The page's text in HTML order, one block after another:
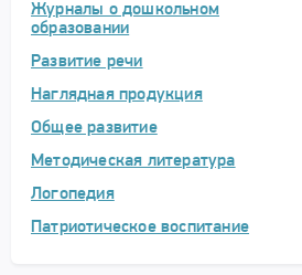
Журналы о дошкольном
образовании
Развитие речи
Наглядная продукция
Общее развитие
Методическая литература
Логопедия
Патриотическое воспитание